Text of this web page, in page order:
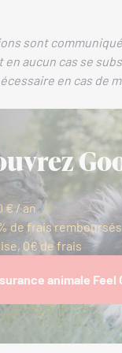
sont
en aucun cas se
en cas de
€ / an
de frais remboursés
0€ de frais
animale Feel